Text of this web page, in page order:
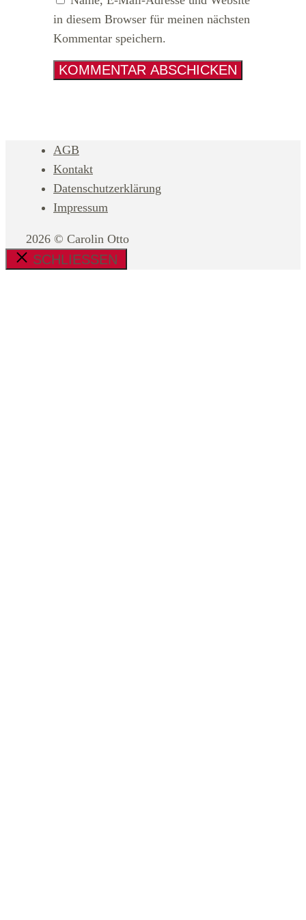
in diesem Browser für meinen nächsten
Kommentar speichern.
AGB
Kontakt
Datenschutzerklärung
Impressum
2026 © Carolin Otto
SCHLIESSEN